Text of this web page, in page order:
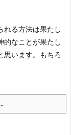
れる方法は果たし
的なことが果たし
います。
もちろ